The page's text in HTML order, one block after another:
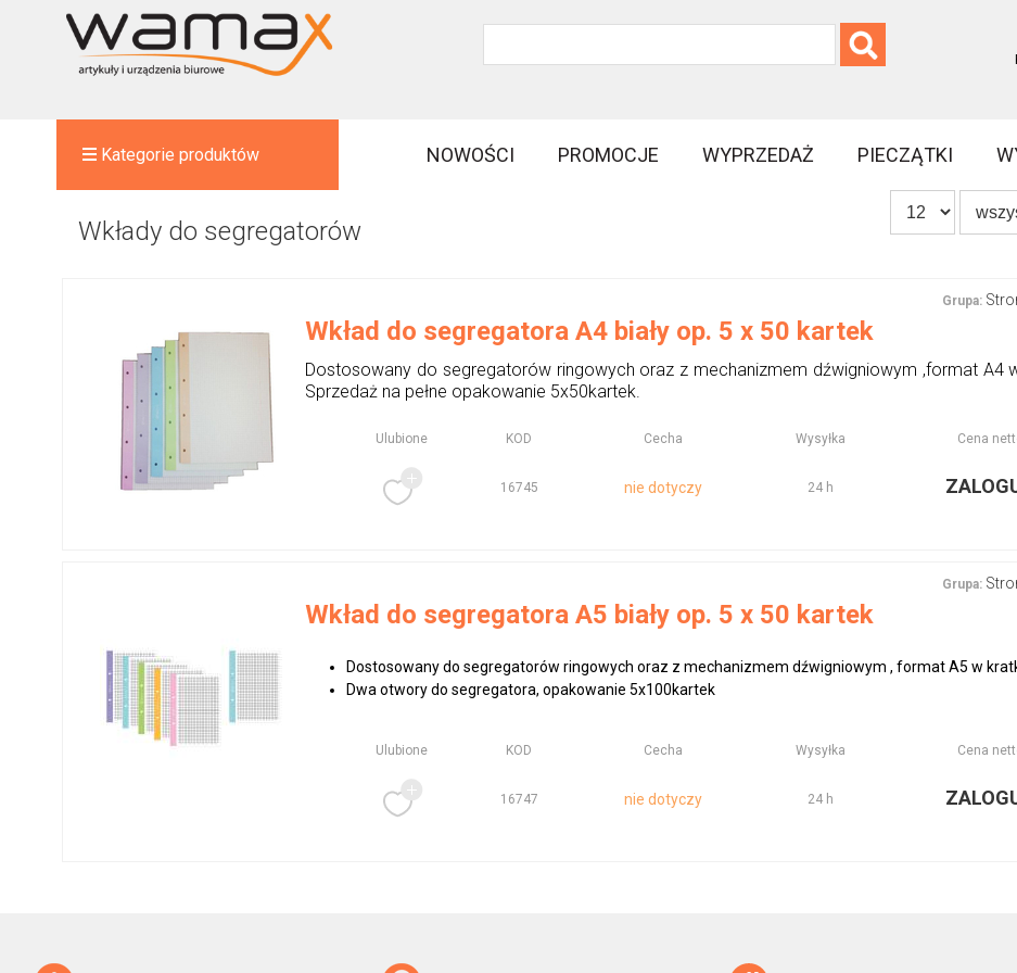
Kategorie produktów NOWOŚCI PROMOCJE WYPRZEDAŻ PIECZĄTKI
Wkłady do segregatorów
Grupa:
Wkład do segregatora A4 biały op. 5 x 50 kartek
Dostosowany do segregatorów ringowych oraz z mechanizmem dźwigniowym ,format A4
Sprzedaż na pełne opakowanie 5x50kartek.
Ulubione KOD Cecha Wysyłka Cena
16745 nie dotyczy 24 h
Grupa:
Wkład do segregatora A5 biały op. 5 x 50 kartek
Dostosowany do segregatorów ringowych oraz z mechanizmem dźwigniowym , format A5 w
Dwa otwory do segregatora, opakowanie 5x100kartek
Ulubione KOD Cecha Wysyłka Cena
16747 nie dotyczy 24 h